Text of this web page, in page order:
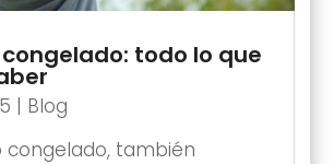
todo lo que
| Blog
congelado, también